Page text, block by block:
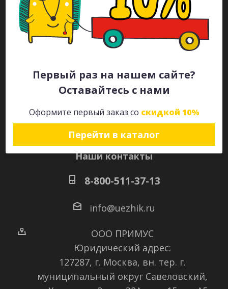
Первый раз на нашем сайте?
Оставайтесь с нами
Оформите первый заказ со скидкой 10%
Перейти в каталог
Каталог
Будьте всегда в курсе!
Наши контакты
8-800-511-37-13
info@uezhik.ru
ООО ПРИМУС
Юридический адрес:
127287, г. Москва, вн. тер. г.
муниципальный округ Савеловский,